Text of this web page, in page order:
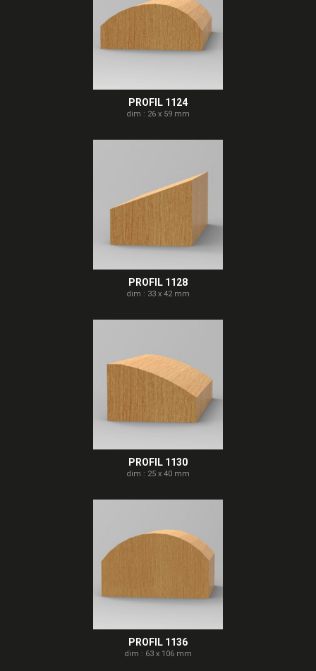
PROFIL 1124
dim : 26 x 59 mm
PROFIL 1128
dim : 33 x 42 mm
PROFIL 1130
dim : 25 x 40 mm
PROFIL 1136
dim : 63 x 106 mm